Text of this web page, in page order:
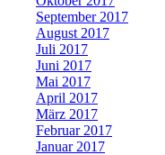
September 2017
August 2017
Juli 2017
Juni 2017
Mai 2017
April 2017
März 2017
Februar 2017
Januar 2017